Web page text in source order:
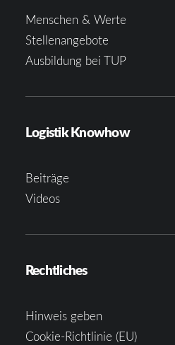
Menschen & Werte
Stellenangebote
Ausbildung bei TUP
Logistik Knowhow
Beiträge
Videos
Rechtliches
Hinweis geben
Cookie-Richtlinie (EU)